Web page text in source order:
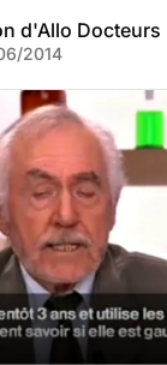
d'Allo Docteurs
2014